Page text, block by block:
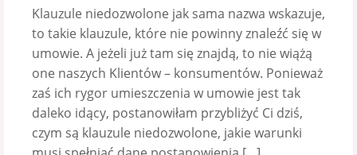
Klauzule niedozwolone jak sama nazwa wskazuje,
to takie klauzule, które nie powinny znaleźć się w
umowie. A jeżeli już tam się znajdą, to nie wiążą
one naszych Klientów – konsumentów. Ponieważ
zaś ich rygor umieszczenia w umowie jest tak
daleko idący, postanowiłam przybliżyć Ci dziś,
czym są klauzule niedozwolone, jakie warunki